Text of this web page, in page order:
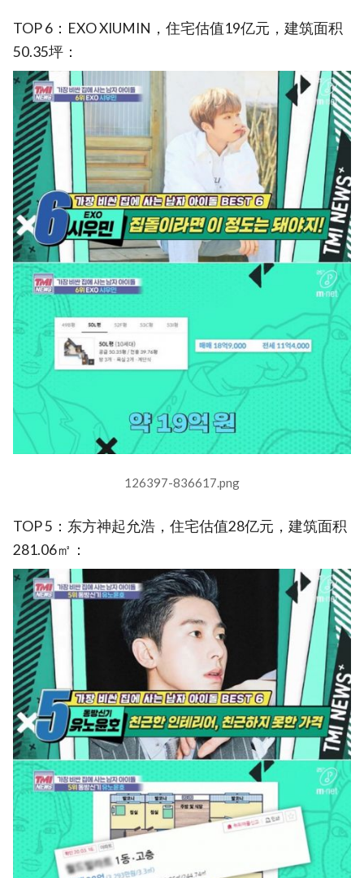
TOP 6：EXO XIUMIN，住宅估值19亿元，建筑面积
50.35坪：
126397-836617.png
TOP 5：东方神起允浩，住宅估值28亿元，建筑面积
281.06㎡：